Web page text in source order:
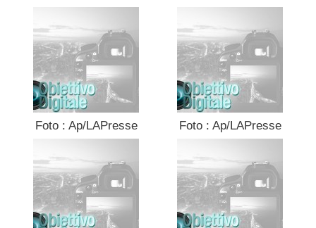
Foto : Ap/LAPresse Foto : Ap/LAPresse